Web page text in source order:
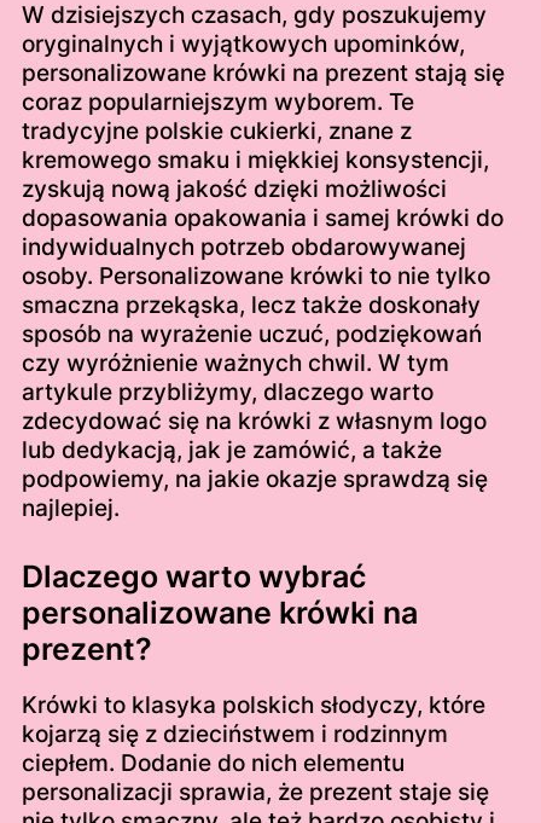
W dzisiejszych czasach, gdy poszukujemy
oryginalnych i wyjątkowych upominków,
personalizowane krówki na prezent stają się
coraz popularniejszym wyborem. Te
tradycyjne polskie cukierki, znane z
kremowego smaku i miękkiej konsystencji,
zyskują nową jakość dzięki możliwości
dopasowania opakowania i samej krówki do
indywidualnych potrzeb obdarowywanej
osoby. Personalizowane krówki to nie tylko
smaczna przekąska, lecz także doskonały
sposób na wyrażenie uczuć, podziękowań
czy wyróżnienie ważnych chwil. W tym
artykule przybliżymy, dlaczego warto
zdecydować się na krówki z własnym logo
lub dedykacją, jak je zamówić, a także
podpowiemy, na jakie okazje sprawdzą się
najlepiej.
Dlaczego warto wybrać
personalizowane krówki na
prezent?
Krówki to klasyka polskich słodyczy, które
kojarzą się z dzieciństwem i rodzinnym
ciepłem. Dodanie do nich elementu
personalizacji sprawia, że prezent staje się